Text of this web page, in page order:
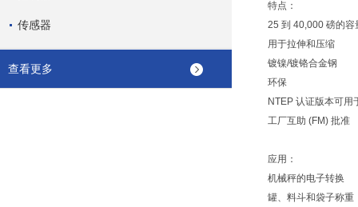
传感器
查看更多
特点：
25 到 40,000 磅的容
用于拉伸和压缩
镀镍/镀铬合金钢
环保
NTEP 认证版本可用
工厂互助 (FM) 批准
应用：
机械秤的电子转换
罐、料斗和袋子称重